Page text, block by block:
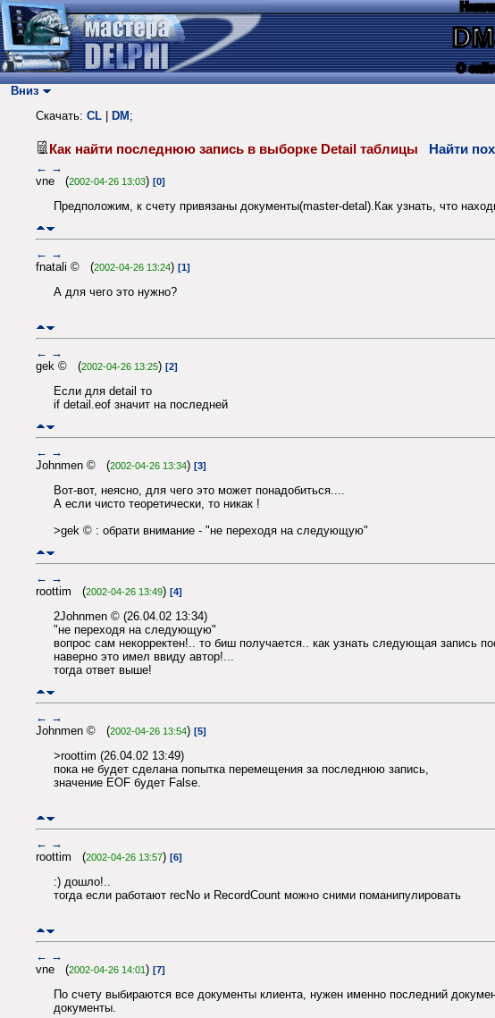
О
Вниз
Скачать: CL DM ;
Как найти последнюю запись в выборке Detail таблицы Найти
← →
vne (2002-04-26 13:03) [0]
Предположим, к счету привязаны документы(master-detal).Как узнать, что
← →
fnatali © (2002-04-26 13:24) [1]
А для чего это нужно?
← →
gek © (2002-04-26 13:25) [2]
Если для detail то
if detail.eof значит на последней
← →
Johnmen © (2002-04-26 13:34) [3]
Вот-вот, неясно, для чего это может понадобиться....
А если чисто теоретически, то никак !
>gek © : обрати внимание - "не переходя на следующую"
← →
roottim (2002-04-26 13:49) [4]
2Johnmen © (26.04.02 13:34)
"не переходя на следующую"
вопрос сам некорректен!.. то биш получается.. как узнать следующая запись
наверно это имел ввиду автор!...
тогда ответ выше!
← →
Johnmen © (2002-04-26 13:54) [5]
>roottim (26.04.02 13:49)
пока не будет сделана попытка перемещения за последнюю запись,
значение EOF будет False.
← →
roottim (2002-04-26 13:57) [6]
:) дошло!..
тогда если работают recNo и RecordCount можно сними поманипулировать
← →
vne (2002-04-26 14:01) [7]
По счету выбираются все документы клиента, нужен именно последний
документы.